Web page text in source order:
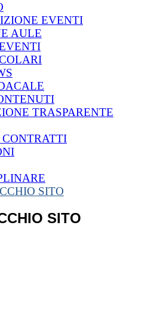
EVENTI
AULE
TRASPARENTE
SITO
SITO